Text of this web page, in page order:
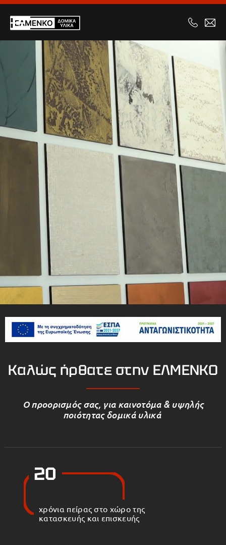
Καλώς ήρθατε στην ΕΛΜΕΝΚΟ
Ο προορισμός σας, για καινοτόμα & υψηλής
ποιότητας δομικά υλικά
20
χρόνια πείρας στο χώρο της
κατασκευής και επισκευής